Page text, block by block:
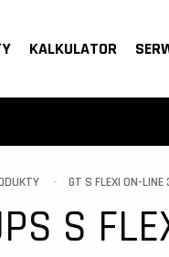
KALKULATOR
GT S FLEXI ON-
S